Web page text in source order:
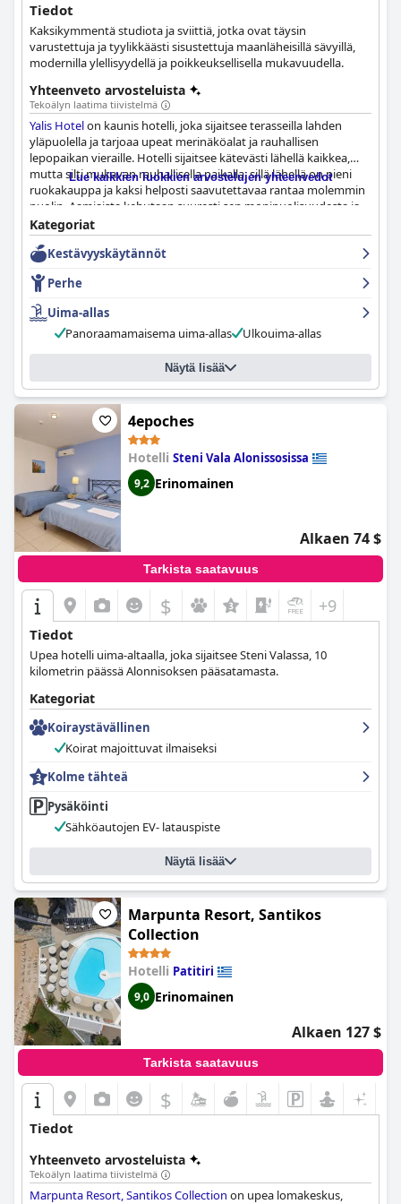
Tiedot
Kaksikymmentä studiota ja sviittiä, jotka ovat täysin
varustettuja ja tyylikkäästi sisustettuja maanläheisillä sävyillä,
modernilla ylellisyydellä ja poikkeuksellisella mukavuudella.
Yhteenveto arvosteluista
Tekoälyn laatima tiivistelmä
Yalis Hotelon kaunis hotelli, joka sijaitsee terasseilla lahden
yläpuolella ja tarjoaa upeat merinäköalat ja rauhallisen
lepopaikan vieraille. Hotelli sijaitsee kätevästi lähellä kaikkea,
mutta silti mukavan rauhallisella paikalla, sillä lähellä on pieni
ruokakauppa ja kaksi helposti saavutettavaa rantaa molemmin
puolin. Aamiaista kehutaan suuresti sen monipuolisuudesta ja
laadusta, ja se tarjoillaan ainutlaatuisella verannalla tai kauniilla
terassilla, josta on näkymät merelle. Huoneet ovat tilavia ja
hyvin varusteltuja, ja ne tarjoavat vieraille mahdollisuuden
valmistaa omia aterioita ja nauttia kaikkialla olevasta
ihastuttavasta sisustuksesta. Hotelli suhtautuu siisteyteen
vakavasti ja takaa vieraille turvallisen ja puhtaan ympäristön.
Henkilökunta on poikkeuksellista, ja vieraat ovat toistuvasti
kehuneet heidän avuliaisuuttaan, huomaavaisuuttaan ja
ystävällisyyttään. Uima-allas on oleskelun kohokohta, jossa on
hämmästyttävää ja virkistävää merivettä ja upeat näkymät
merelle. Hotelli on perheomisteinen ja -johtoinen, mikä tekee
siitä ystävällisen ja viihtyisän vaihtoehdon perheille, joissa on
pieniä lapsia. Kaiken kaikkiaan Yalis-hotelli tarjoaa vieraille
kauniin kokemuksen suurilla ja tilavilla huoneilla,
uskomattomilla näköaloilla ja unohtumattomilla kokemuksilla.
Lue kaikkien luokkien arvostelujen yhteenvedot
Kategoriat
Kestävyyskäytännöt
Perhe
Uima-allas
Panoraamamaisema uima-allas
Ulkouima-allas
Näytä lisää
4epoches
Hotelli Steni Vala Alonissosissa
9,2 Erinomainen
Alkaen 74 $
Tarkista saatavuus
$ +9
Tiedot
Upea hotelli uima-altaalla, joka sijaitsee Steni Valassa, 10
kilometrin päässä Alonnisoksen pääsatamasta.
Kategoriat
Koiraystävällinen
Koirat majoittuvat ilmaiseksi
Kolme tähteä
Pysäköinti
Sähköautojen EV- latauspiste
Näytä lisää
Marpunta Resort, Santikos
Collection
Hotelli Patitiri
9,0 Erinomainen
Alkaen 127 $
Tarkista saatavuus
$
Tiedot
Yhteenveto arvosteluista
Tekoälyn laatima tiivistelmä
Marpunta Resort, Santikos Collection on upea lomakeskus,